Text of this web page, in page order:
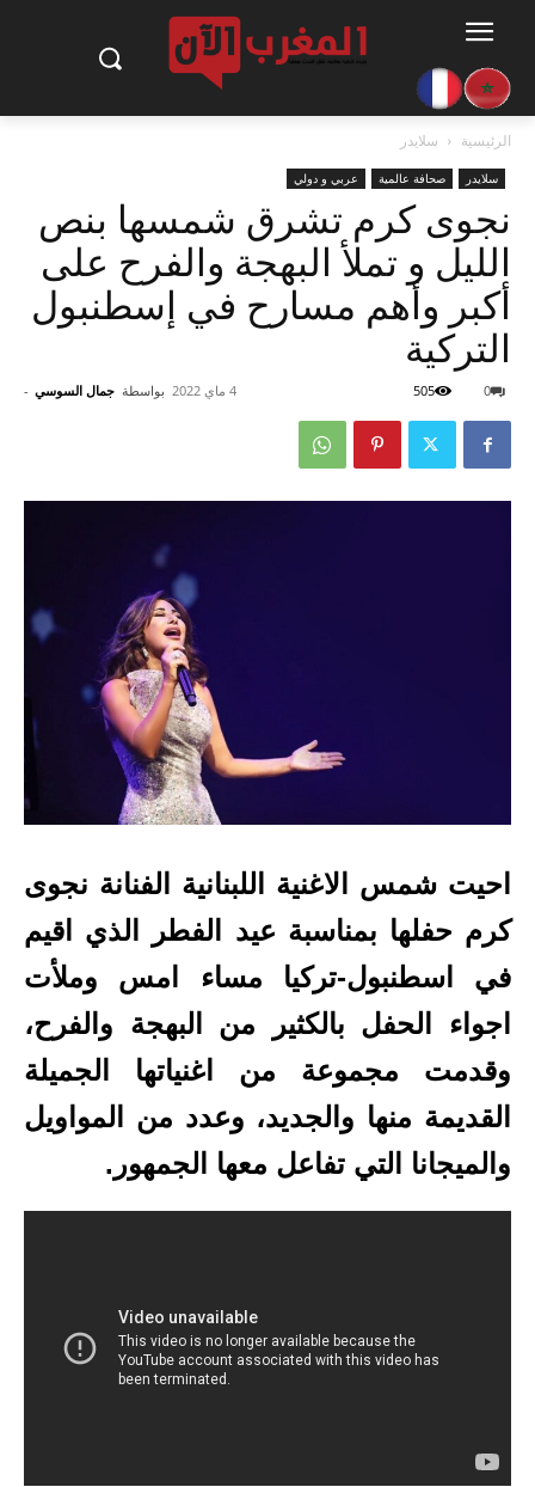
الرئيسية سلايدر
سلايدر صحافة عالمية عربي و دولي
نجوى كرم تشرق شمسها بنص
الليل و تملأ البهجة والفرح على
أكبر وأهم مسارح في إسطنبول
التركية
بواسطة جمال السوسي - 4 ماي 2022 0
505
احيت شمس الاغنية اللبنانية الفنانة نجوى
كرم حفلها بمناسبة عيد الفطر الذي اقيم
في اسطنبول-تركيا مساء امس وملأت
اجواء الحفل بالكثير من البهجة والفرح،
وقدمت مجموعة من اغنياتها الجميلة
القديمة منها والجديد، وعدد من المواويل
والميجانا التي تفاعل معها الجمهور.